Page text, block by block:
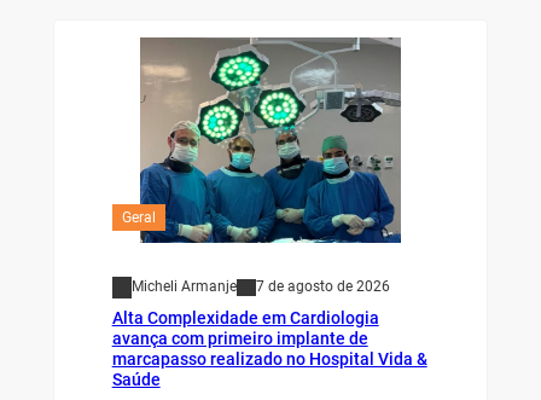
Geral
Micheli Armanje 7 de agosto de 2026
Alta Complexidade em Cardiologia
avança com primeiro implante de
marcapasso realizado no Hospital Vida &
Saúde